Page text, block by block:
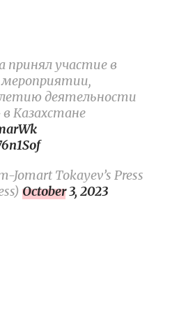
принял участие в
деятельности
Казахстане
Jomart Tokayev’s Press
October 3, 2023